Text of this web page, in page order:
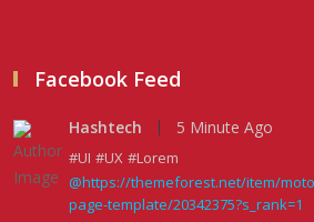
Прокурорын
2026/08/05
Facebook Feed
Hashtech 5 Minute Ago
#UI #UX #Lorem
@https://themeforest.net/item/
page-template/20342375?s_rank=1